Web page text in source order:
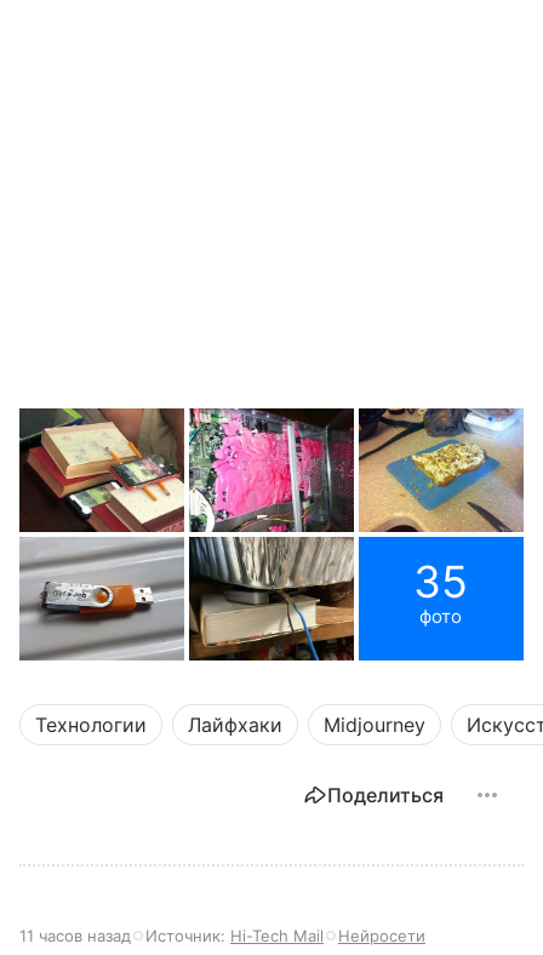
35
фото
Технологии Лайфхаки Midjourney
Поделиться
11 часов назад Источник: Hi-Tech Mail Нейросети